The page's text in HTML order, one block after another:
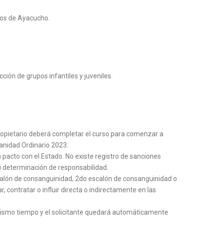
de Ayacucho.
de grupos infantiles y juveniles.
deberá completar el curso para comenzar a
Ordinario 2023.
con el Estado. No existe registro de sanciones
de responsabilidad.
de consanguinidad, 2do escalón de consanguinidad o
contratar o influir directa o indirectamente en las
tiempo y el solicitante quedará automáticamente